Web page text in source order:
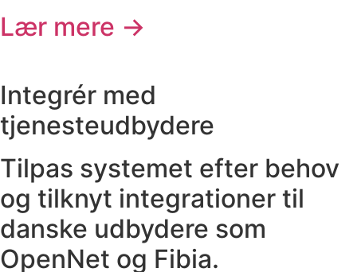
Lær mere →
Integrér med
tjenesteudbydere
Tilpas systemet efter behov
og tilknyt integrationer til
danske udbydere som
OpenNet og Fibia.